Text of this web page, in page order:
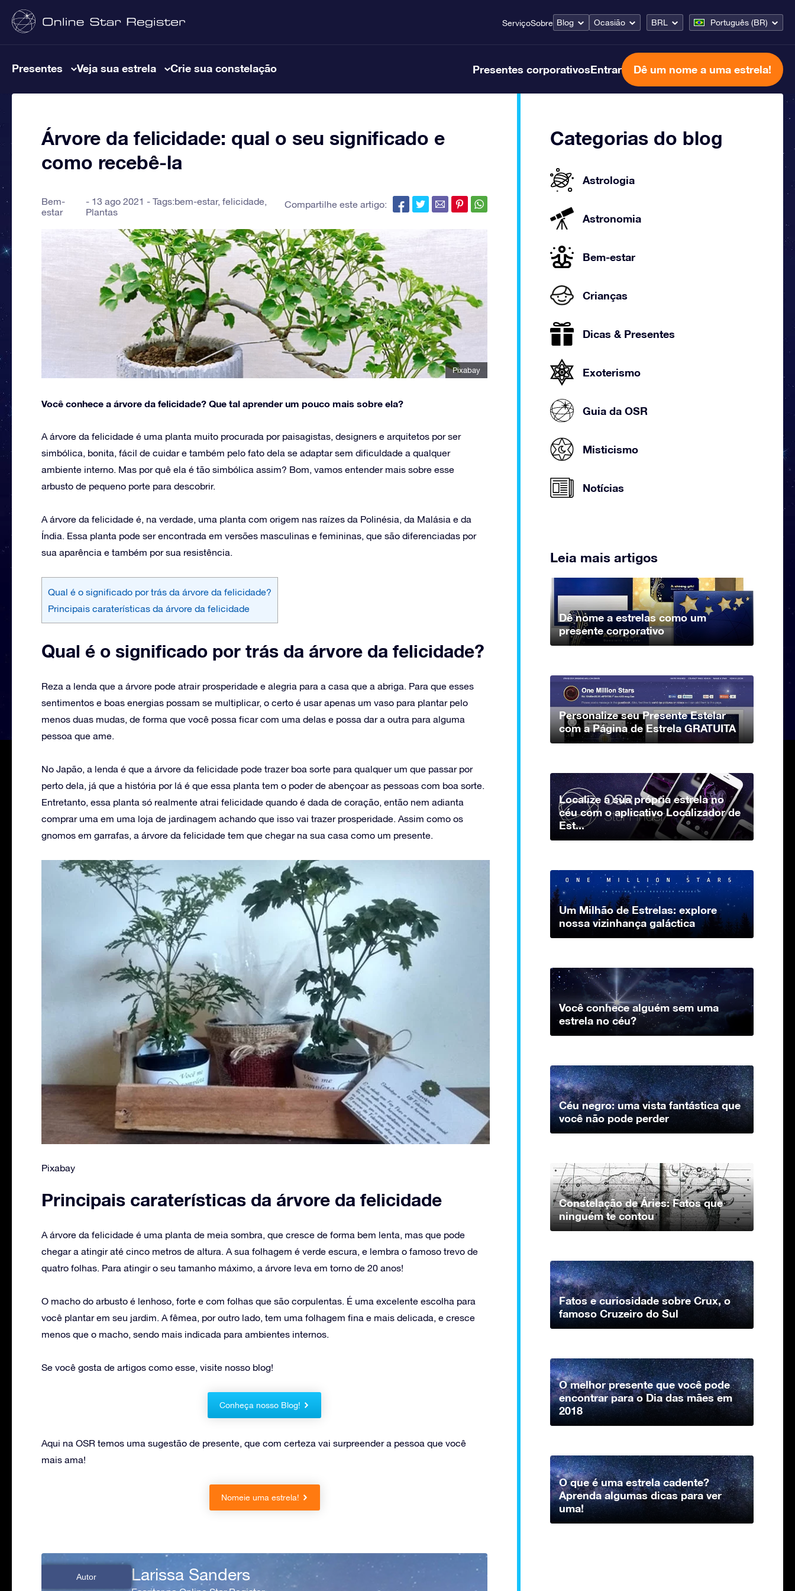
ServiçoSobre Blog Ocasião BRL Português (BR)
Presentes Veja sua estrela Crie sua constelação Presentes corporativosEntrar Dê um nome a uma estrela!
Árvore da felicidade: qual o seu significado e
como recebê-la
Bem-
estar
13 ago 2021 - Tags:bem-estar,felicidade,
Plantas
Compartilhe este artigo:
Pixabay
Você conhece a árvore da felicidade? Que tal aprender um pouco mais sobre ela?
A árvore da felicidade é uma planta muito procurada por paisagistas, designers e arquitetos por ser
simbólica, bonita, fácil de cuidar e também pelo fato dela se adaptar sem dificuldade a qualquer
ambiente interno. Mas por quê ela é tão simbólica assim? Bom, vamos entender mais sobre esse
arbusto de pequeno porte para descobrir.
A árvore da felicidade é, na verdade, uma planta com origem nas raízes da Polinésia, da Malásia e da
Índia. Essa planta pode ser encontrada em versões masculinas e femininas, que são diferenciadas por
sua aparência e também por sua resistência.
Qual é o significado por trás da árvore da felicidade?
Principais caraterísticas da árvore da felicidade
Qual é o significado por trás da árvore da felicidade?
‌Reza a lenda que a árvore pode atrair prosperidade e alegria para a casa que a abriga. Para que esses
sentimentos e boas energias possam se multiplicar, o certo é usar apenas um vaso para plantar pelo
menos duas mudas, de forma que você possa ficar com uma delas e possa dar a outra para alguma
pessoa que ame.
No Japão, a lenda é que a árvore da felicidade pode trazer boa sorte para qualquer um que passar por
perto dela, já que a história por lá é que essa planta tem o poder de abençoar as pessoas com boa sorte.
Entretanto, essa planta só realmente atrai felicidade quando é dada de coração, então nem adianta
comprar uma em uma loja de jardinagem achando que isso vai trazer prosperidade. Assim como os
gnomos em garrafas, a árvore da felicidade tem que chegar na sua casa como um presente.
Pixabay
Principais caraterísticas da árvore da felicidade
‌A árvore da felicidade é uma planta de meia sombra, que cresce de forma bem lenta, mas que pode
chegar a atingir até cinco metros de altura. A sua folhagem é verde escura, e lembra o famoso trevo de
quatro folhas. Para atingir o seu tamanho máximo, a árvore leva em torno de 20 anos!
O macho do arbusto é lenhoso, forte e com folhas que são corpulentas. É uma excelente escolha para
você plantar em seu jardim. A fêmea, por outro lado, tem uma folhagem fina e mais delicada, e cresce
menos que o macho, sendo mais indicada para ambientes internos.
Se você gosta de artigos como esse, visite nosso blog!
Conheça nosso Blog!
Aqui na OSR temos uma sugestão de presente, que com certeza vai surpreender a pessoa que você
mais ama!
Nomeie uma estrela!
Autor Larissa Sanders
Categorias do blog
Astrologia
Astronomia
Bem-estar
Crianças
Dicas & Presentes
Exoterismo
Guia da OSR
Misticismo
Notícias
Leia mais artigos
Dê nome a estrelas como um
presente corporativo
Personalize seu Presente Estelar
com a Página de Estrela GRATUITA
Localize a sua própria estrela no
céu com o aplicativo Localizador de
Est...
Um Milhão de Estrelas: explore
nossa vizinhança galáctica
Você conhece alguém sem uma
estrela no céu?
Céu negro: uma vista fantástica que
você não pode perder
Constelação de Áries: Fatos que
ninguém te contou
Fatos e curiosidade sobre Crux, o
famoso Cruzeiro do Sul
O melhor presente que você pode
encontrar para o Dia das mães em
2018
O que é uma estrela cadente?
Aprenda algumas dicas para ver
uma!